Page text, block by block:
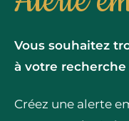
Vous souhaitez
à votre recherche
Créez une alerte